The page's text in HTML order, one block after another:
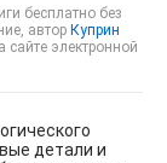
бесплатно без
автор Куприн
сайте электронной
детали и